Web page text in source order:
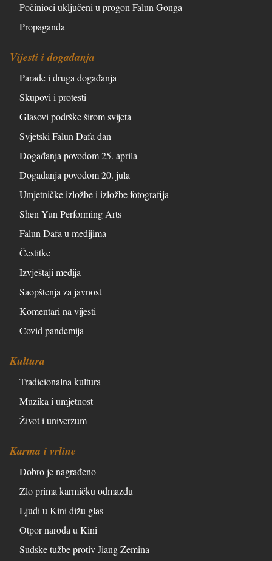
Počinioci uključeni u progon Falun Gonga
Propaganda
Vijesti i događanja
Parade i druga događanja
Skupovi i protesti
Glasovi podrške širom svijeta
Svjetski Falun Dafa dan
Događanja povodom 25. aprila
Događanja povodom 20. jula
Umjetničke izložbe i izložbe fotografija
Shen Yun Performing Arts
Falun Dafa u medijima
Čestitke
Izvještaji medija
Saopštenja za javnost
Komentari na vijesti
Covid pandemija
Kultura
Tradicionalna kultura
Muzika i umjetnost
Život i univerzum
Karma i vrline
Dobro je nagrađeno
Zlo prima karmičku odmazdu
Ljudi u Kini dižu glas
Otpor naroda u Kini
Sudske tužbe protiv Jiang Zemina